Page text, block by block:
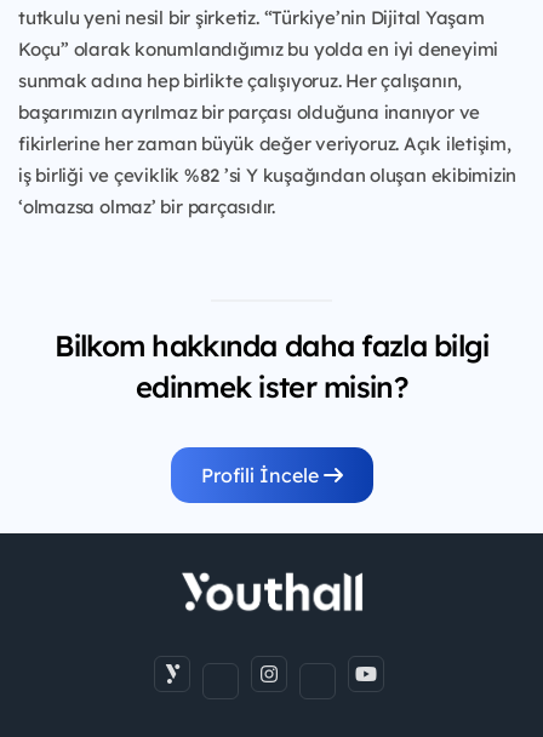
tutkulu yeni nesil bir şirketiz. “Türkiye’nin Dijital Yaşam
Koçu” olarak konumlandığımız bu yolda en iyi deneyimi
sunmak adına hep birlikte çalışıyoruz. Her çalışanın,
başarımızın ayrılmaz bir parçası olduğuna inanıyor ve
fikirlerine her zaman büyük değer veriyoruz. Açık iletişim,
iş birliği ve çeviklik %82 ’si Y kuşağından oluşan ekibimizin
‘olmazsa olmaz’ bir parçasıdır.
Bilkom hakkında daha fazla bilgi
edinmek ister misin?
Profili İncele